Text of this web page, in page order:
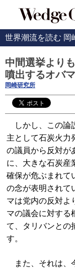
世界潮流を読む 岡
中間選挙より
噴出するオバ
岡崎研究所
しかし、この論
主として石炭火力
の議員から反対が
に、大きな石炭産
確保が危ぶまれて
の念が表明されて
マは党内の反対よ
マの議会に対する
て、タリバンとの
す。
また、それは、